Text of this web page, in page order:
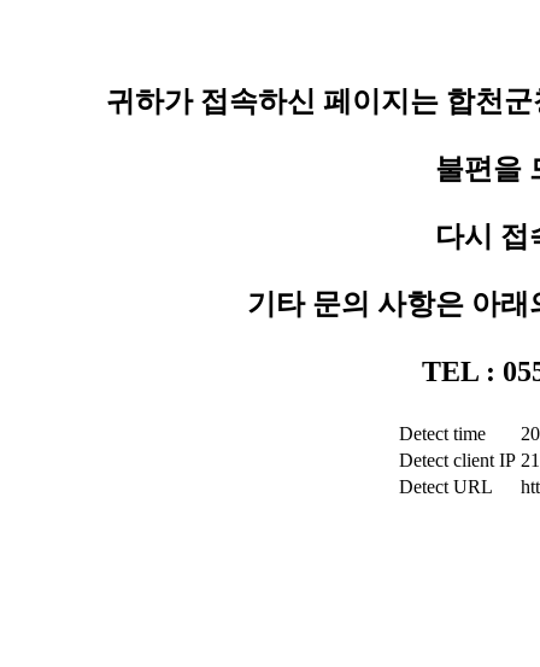
귀하가 접속하신 페이지는 합천
불편을
다시 접
기타 문의 사항은 아
TEL :
Detect time
Detect client IP
Detect URL